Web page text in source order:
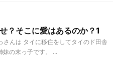
？そこに愛はあるのか？1
んは タイに移住をしてタイのド田舎
の末っ子です。 ...